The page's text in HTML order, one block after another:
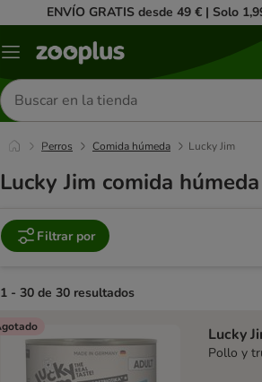
ENVÍO GRATIS desde 49 € | Solo
Menú
Buscar
productos
Perros Comida húmeda Lucky Jim
Lucky Jim comida
Filtrar por
1 - 30 de 30 resultados
product items have been changed
Lucky
Pollo y